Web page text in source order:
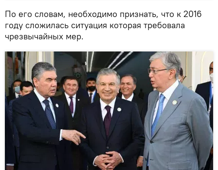
По его словам, необходимо признать, что к 2016
году сложилась ситуация которая требовала
чрезвычайных мер.